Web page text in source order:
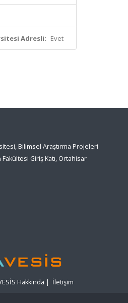
Adresli: Evet
Bilimsel Araştırma Projeleri
Giriş Katı, Ortahisar
Hakkında | İletişim